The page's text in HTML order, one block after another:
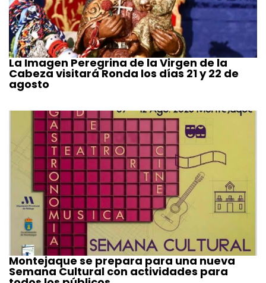
La Imagen Peregrina de la Virgen de la
Cabeza visitará Ronda los días 21 y 22 de
agosto
Montejaque se prepara para una nueva
Semana Cultural con actividades para